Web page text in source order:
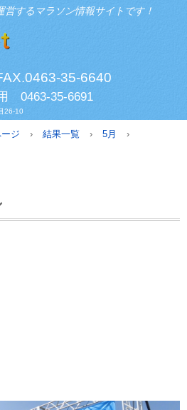
するマラソン情報サイトです！
35-6640
0463-35-6691
26-10
ジ › 結果一覧 › 5月 ›